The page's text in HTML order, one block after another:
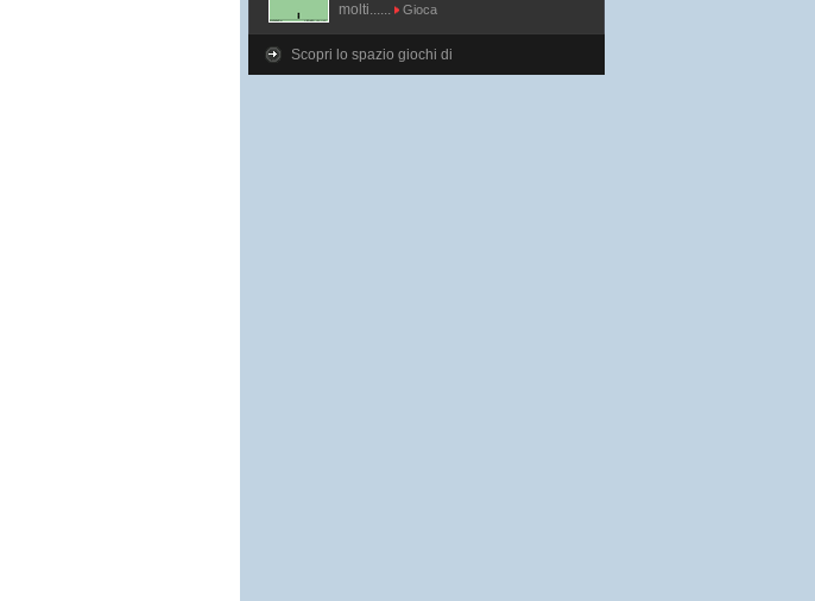
molti......
Gioca
Scopri lo spazio giochi di